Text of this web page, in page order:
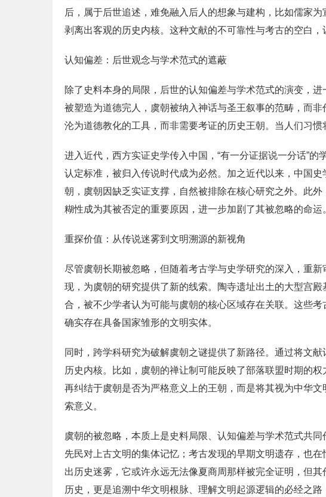
后，属于后世追述，难免融入后人的想象与建构，比如儒家
剥离出客观的历史内核。这种文献的不可靠性与考古的空白，
认知偏差：后世观念与学术范式的遮蔽
除了史料本身的局限，后世的认知偏差与学术范式的演变，
被塑造为道德完人，虞朝被纳入神话与圣王叙事的范畴，而
沦为道德教化的工具，而非需要考证的历史王朝。当人们习
进入近代，西方实证史学传入中国，“有一分证据说一分话”
认定标准，被归入传说时代成为必然。加之近代以来，中国
朝，虞朝因缺乏实证支撑，自然被排除在核心研究之外。此
糊性成为其被否定的重要原因，进一步加剧了其被忽略的命运
重探价值：从传说迷雾到文明溯源的新视角
尽管虞朝长期被忽略，但随着考古学与史学研究的深入，重
现，为虞朝的研究提供了新的线索。陶寺遗址出土的大型宫
合，被不少学者认为可能与虞朝的核心区域存在关联。这些
确实存在具备国家雏形的文明实体。
同时，跨学科研究为破解虞朝之谜提供了新路径。通过将文
历史内核。比如，虞朝的禅让制可能反映了部落联盟时期的
再纠结于虞朝是否为严格意义上的王朝，而是将其视为中华
索意义。
虞朝的被忽略，本质上是史料局限、认知偏差与学术范式共
先民对上古文明的集体记忆；考古发现的早期文明遗存，也
出历史迷雾，它或许永远无法像夏商周那样被完全证明，但
历史，更是追溯中华文明根脉、理解文明起源逻辑的必经之路